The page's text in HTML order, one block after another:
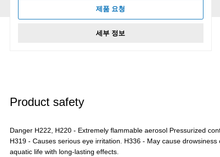
제품 요청
세부 정보
Product safety
Danger H222, H220 - Extremely flammable aerosol Pressurized
H319 - Causes serious eye irritation. H336 - May cause
aquatic life with long-lasting effects.